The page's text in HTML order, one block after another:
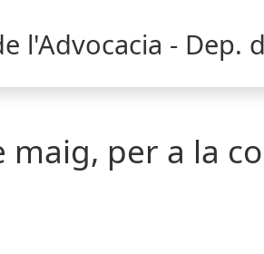
l'Advocacia - Dep.
maig, per a la